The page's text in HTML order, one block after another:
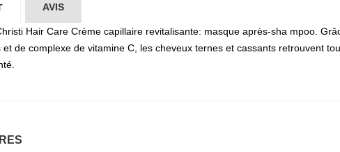
AVIS
Hair Care Crème capillaire revitalisante: masque après-sha mpoo.
de complexe de vitamine C, les cheveux ternes et cassants retrouvent